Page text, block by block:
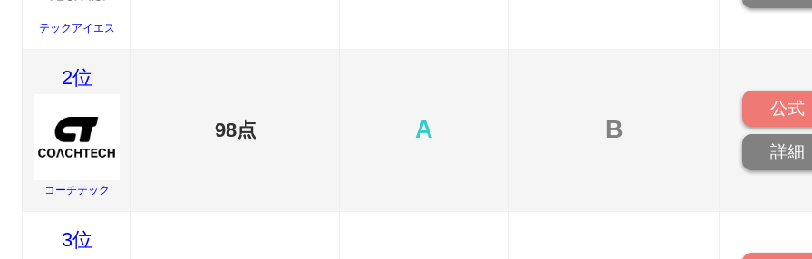
テックアイエス
2位
コーチテック
98点 A B
公式
詳細
3位